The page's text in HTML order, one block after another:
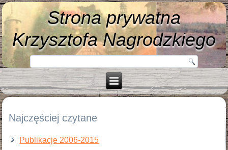
Strona prywatna
Krzysztofa Nagrodzkiego
Najczęściej czytane
Publikacje 2006-2015